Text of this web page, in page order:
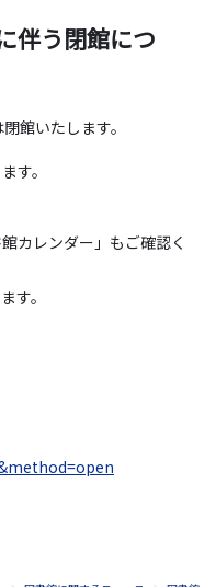
伴う閉館につ
館いたします。
す。
カレンダー」もご確認く
す。